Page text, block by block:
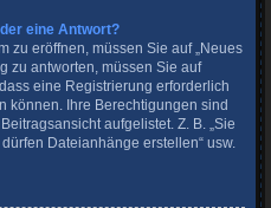
eine Antwort?
zu eröffnen, müssen Sie auf „Neues
zu antworten, müssen Sie auf
eine Registrierung erforderlich
können. Ihre Berechtigungen sind
aufgelistet. Z. B. „Sie
Dateianhänge erstellen“ usw.